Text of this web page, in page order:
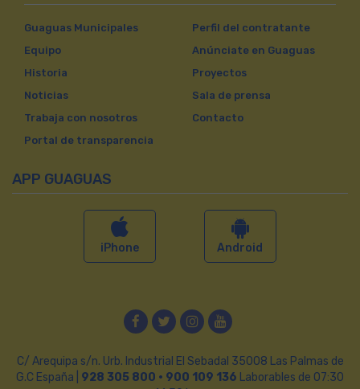
Guaguas Municipales
Equipo
Historia
Noticias
Trabaja con nosotros
Portal de transparencia
Perfil del contratante
Anúnciate en Guaguas
Proyectos
Sala de prensa
Contacto
APP GUAGUAS
iPhone Android
Facebook
TwitterInstagram
YouTube
C/ Arequipa s/n. Urb. Industrial El Sebadal 35008 Las Palmas de
G.C España | 928 305 800 · 900 109 136 Laborables de 07:30